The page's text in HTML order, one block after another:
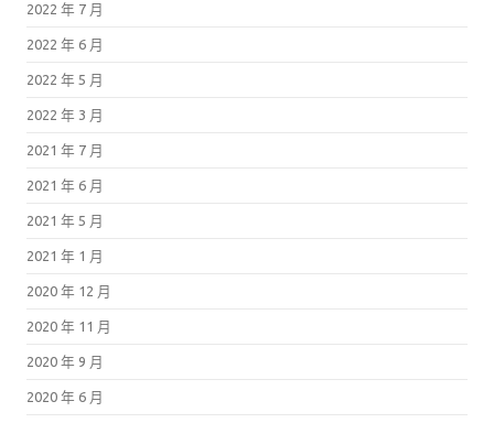
2022 年 7 月
2022 年 6 月
2022 年 5 月
2022 年 3 月
2021 年 7 月
2021 年 6 月
2021 年 5 月
2021 年 1 月
2020 年 12 月
2020 年 11 月
2020 年 9 月
2020 年 6 月